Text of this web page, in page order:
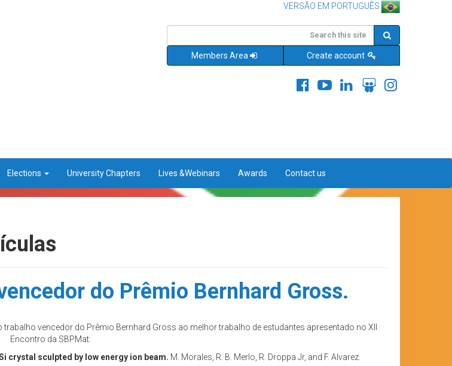
VERSÃO EM PORTUGUÊS
Members Area Create account
Elections University Chapters Lives &Webinars Awards Contact us
do Prêmio Bernhard Gross.
vencedor do Prêmio Bernhard Gross ao melhor trabalho de estudantes apresentado no XII
Encontro da SBPMat:
crystal sculpted by low energy ion beam. M. Morales, R. B. Merlo, R. Droppa Jr, and F. Alvarez.